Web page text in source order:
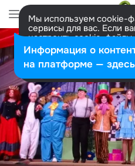
Мы используем cookie-
сервисы для вас. Если
настроить cookie-
представитель. Больше
Разрешить все
Информация о
на платформе — здесь